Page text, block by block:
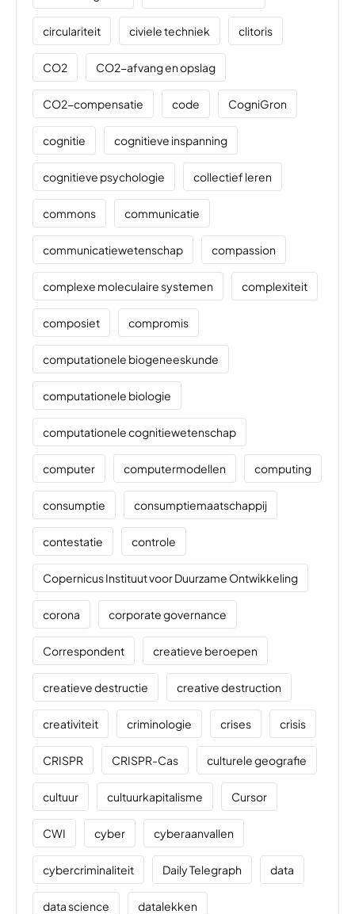
circulariteit civiele techniek clitoris
CO2 CO2-afvang en opslag
CO2-compensatie code CogniGron
cognitie cognitieve inspanning
cognitieve psychologie collectief leren
commons communicatie
communicatiewetenschap compassion
complexe moleculaire systemen complexiteit
composiet compromis
computationele biogeneeskunde
computationele biologie
computationele cognitiewetenschap
computer computermodellen computing
consumptie consumptiemaatschappij
contestatie controle
Copernicus Instituut voor Duurzame Ontwikkeling
corona corporate governance
Correspondent creatieve beroepen
creatieve destructie creative destruction
creativiteit criminologie crises crisis
CRISPR CRISPR-Cas culturele geografie
cultuur cultuurkapitalisme Cursor
CWI cyber cyberaanvallen
cybercriminaliteit Daily Telegraph data
data science datalekken